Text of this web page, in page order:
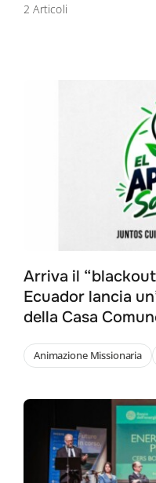
2 Articoli
Arriva il
Ecuador lancia
della Casa
Animazione Missionaria